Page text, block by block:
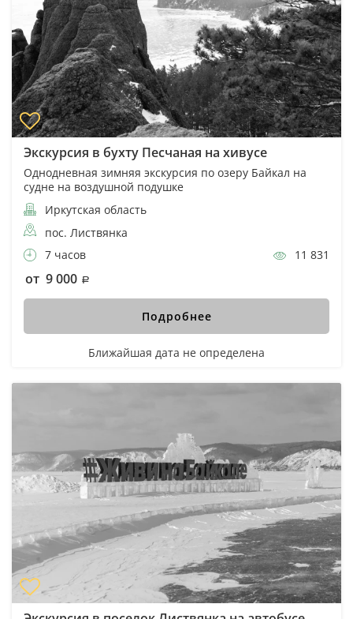
Экскурсия в бухту Песчаная на хивусе
Однодневная зимняя экскурсия по озеру Байкал на
судне на воздушной подушке
Иркутская область
пос. Листвянка
7 часов
11 831
от 9 000
Подробнее
Ближайшая дата не определена